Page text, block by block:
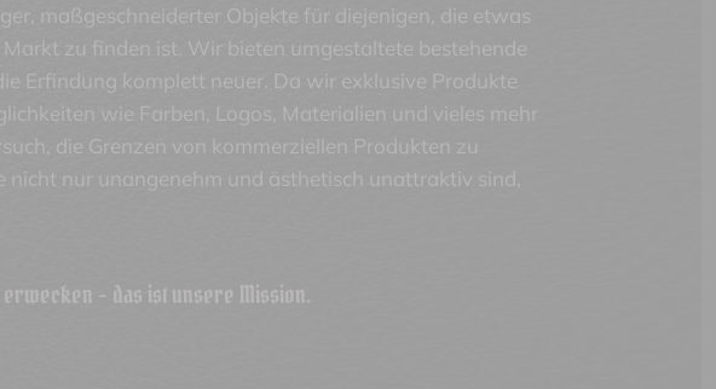
maßgeschneiderter Objekte für diejenigen, die etwas
zu finden ist. Wir bieten umgestaltete bestehende
Erfindung komplett neuer. Da wir exklusive Produkte
wie Farben, Logos, Materialien und vieles mehr
die Grenzen von kommerziellen Produkten zu
nur unangenehm und ästhetisch unattraktiv sind,
- das ist unsere Mission.